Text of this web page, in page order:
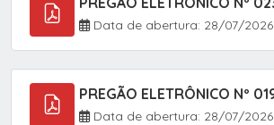
Data de abertura: 28/07/2026
Data de abertura: 28/07/2026